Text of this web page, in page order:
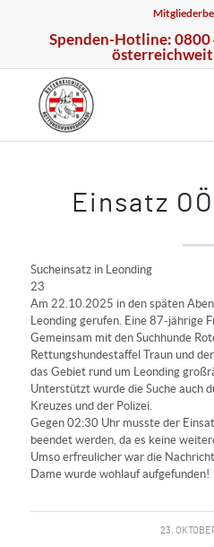
Spenden-Hotline:
Einsatz
Sucheinsatz in Leonding
23
Am 22.10.2025 in den späten
Leonding gerufen. Eine 87-jährige
Gemeinsam mit den Suchhunde
Rettungshundestaffel Traunund der
das Gebiet rund um Leonding
Unterstützt wurde die Suche auch
Kreuzes und der Polizei.
Gegen 02:30 Uhr musste der
beendet werden, da es keine
Umso erfreulicher war die
Dame wurde wohlauf aufgefunden!
23.